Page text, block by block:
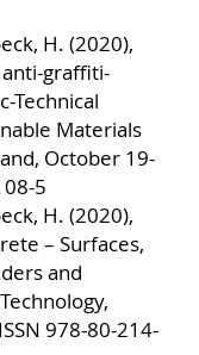
H. (2020),
graffiti-
Technical
Materials
October 19-
5
H. (2020),
– Surfaces,
and
978-80-214-